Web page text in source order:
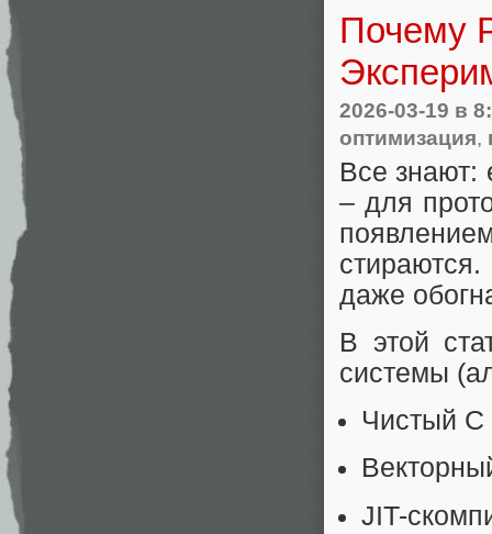
Почему
2026-03-19 в
оптимизация,
Все знают:
– для
даже
В этой
системы
Чистый C
JIT-